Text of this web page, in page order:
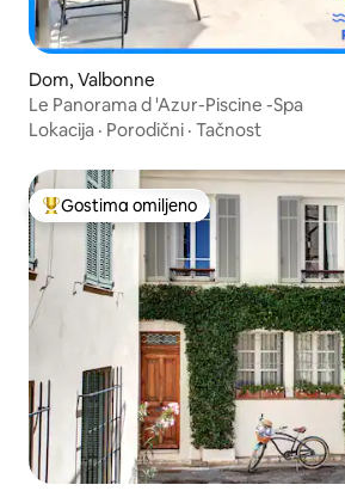
Dom, Valbonne
Le Panorama d 'Azur-Piscine -Spa
Lokacija · Porodični · Tačnost
Najuspešniji među gostima omiljenim
Gostima omiljeno